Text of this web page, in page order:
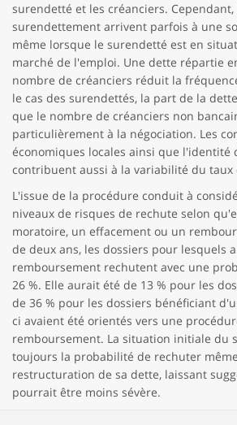
surendetté et les créanciers.
surendettement arrivent parfois à une
même lorsque le surendetté est en
marché de l'emploi. Une dette répartie
nombre de créanciers réduit la
le cas des surendettés, la part de la
que le nombre de créanciers non
particulièrement à la négociation. Les
économiques locales ainsi que l'identité
contribuent aussi à la variabilité du taux
L'issue de la procédure conduit à
niveaux de risques de rechute selon
moratoire, un effacement ou un
de deux ans, les dossiers pour lesquels
remboursement rechutent avec une
26 %. Elle aurait été de 13 % pour les
de 36 % pour les dossiers bénéficiant
ci avaient été orientés vers une
remboursement. La situation initiale du
toujours la probabilité de rechuter
restructuration de sa dette, laissant
pourrait être moins sévère.